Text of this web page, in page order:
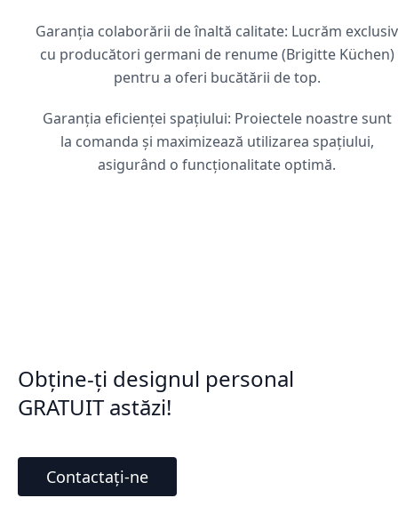
Garanția colaborării de înaltă calitate: Lucrăm exclusiv
cu producători germani de renume (Brigitte Küchen)
pentru a oferi bucătării de top.
Garanția eficienței spațiului: Proiectele noastre sunt
la comanda și maximizează utilizarea spațiului,
asigurând o funcționalitate optimă.
Obține-ți designul personal
GRATUIT astăzi!
Contactați-ne